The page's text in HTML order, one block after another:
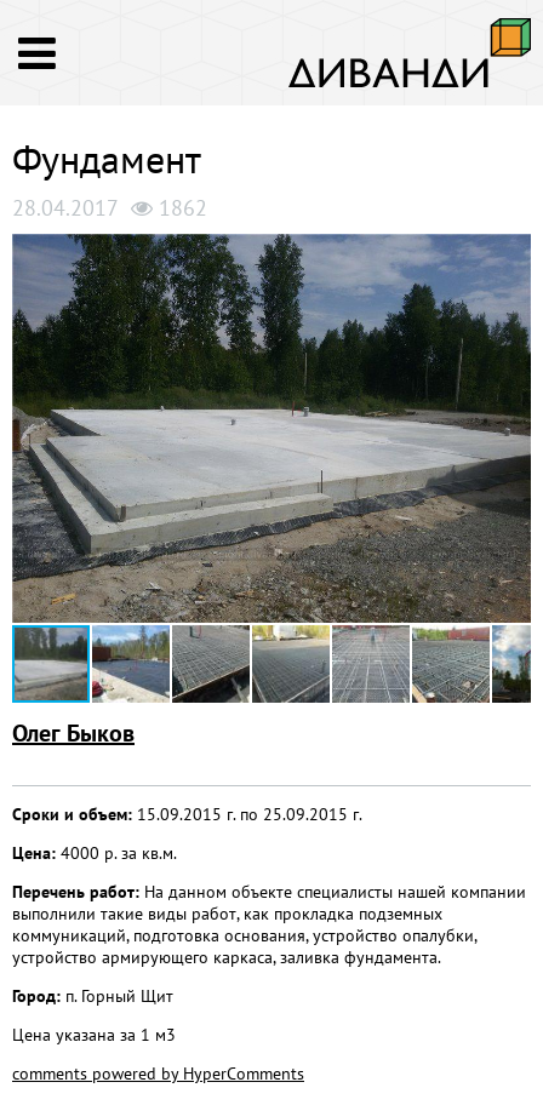
Фундамент
28.04.2017 1862
Олег Быков
Сроки и объем: 15.09.2015 г. по 25.09.2015 г.
Цена: 4000 р. за кв.м.
Перечень работ: На данном объекте специалисты нашей компании
выполнили такие виды работ, как прокладка подземных
коммуникаций, подготовка основания, устройство опалубки,
устройство армирующего каркаса, заливка фундамента.
Город: п. Горный Щит
Цена указана за 1 м3
comments powered by HyperComments